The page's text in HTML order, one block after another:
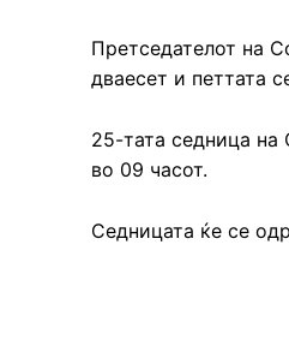
Претседателот на
дваесет и петтата
25-тата седница на
во 09 часот.
Седницата ќе се